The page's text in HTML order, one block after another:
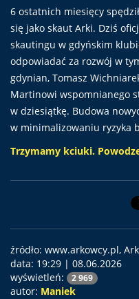
6 ostatnich miesięcy
się jako skaut Arki. Dziś
skautingu w gdyńskim
odpowiadać za rozwój w
gdynian, Tomasz
Martinowi wspomnianego
w dziesiątkę. Budowa
w minimalizowaniu ryzyka
Trzymamy kciuki.
źródło: www.arkowcy.pl,
data: 19:29 | 08.06.2026
wyświetleń:
2 969
autor: Maniek